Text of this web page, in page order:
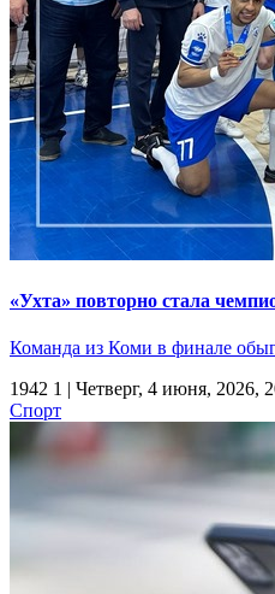
«Ухта» повторно стала
Команда из Коми в финале
1942 1 | Четверг, 4 июня, 2026,
Спорт